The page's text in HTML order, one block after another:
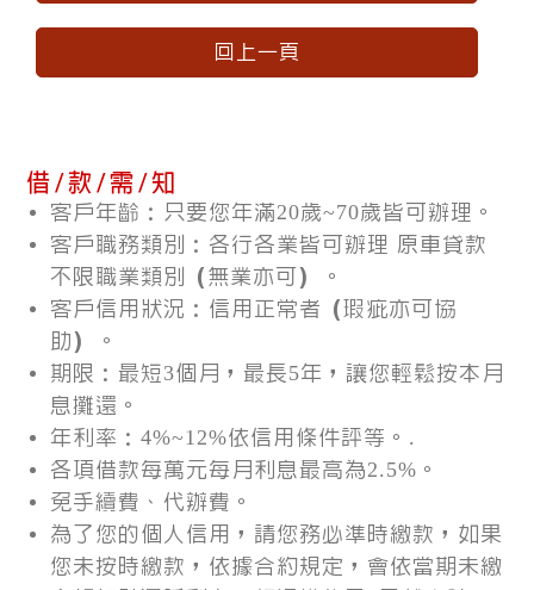
回上一頁
借 / 款 / 需 / 知
客戶年齡：只要您年滿20歲~70歲皆可辦理。
客戶職務類別：各行各業皆可辦理 原車貸款
不限職業類別（無業亦可）。
客戶信用狀況：信用正常者（瑕疵亦可協
助）。
期限：最短3個月，最長5年，讓您輕鬆按本月
息攤還。
年利率：4%~12%依信用條件評等。.
各項借款每萬元每月利息最高為2.5%。
免手續費、代辦費。
為了您的個人信用，請您務必準時繳款，如果
您未按時繳款，依據合約規定，會依當期未繳